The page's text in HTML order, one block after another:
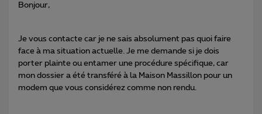
Bonjour,
Je vous contacte car je ne sais absolument pas quoi faire
face à ma situation actuelle. Je me demande si je dois
porter plainte ou entamer une procédure spécifique, car
mon dossier a été transféré à la Maison Massillon pour un
modem que vous considérez comme non rendu.